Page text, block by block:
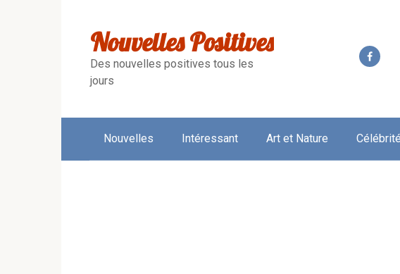
Nouvelles Positives
Des nouvelles positives tous les
jours
Nouvelles Intéressant Art et Nature